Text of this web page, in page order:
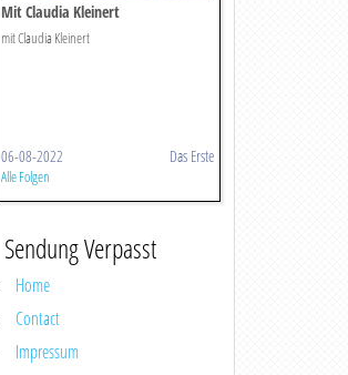
Mit Claudia Kleinert
mit Claudia Kleinert
06-08-2022 Das Erste
Alle Folgen
Sendung Verpasst
Home
Contact
Impressum